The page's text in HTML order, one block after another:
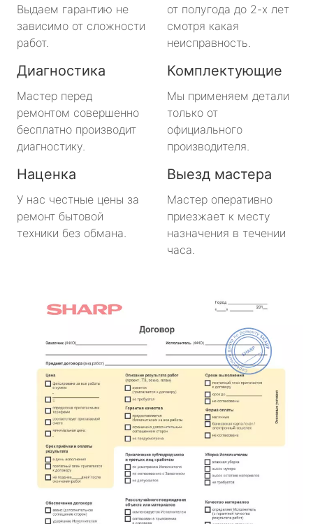
Выдаем гарантию не
зависимо от сложности
работ.
от полугода до 2-х лет
смотря какая
неисправность.
Диагностика
Мастер перед
ремонтом совершенно
бесплатно производит
диагностику.
Комплектующие
Мы применяем детали
только от
официального
производителя.
Наценка
У нас честные цены за
ремонт бытовой
техники без обмана.
Выезд мастера
Мастер оперативно
приезжает к месту
назначения в течении
часа.